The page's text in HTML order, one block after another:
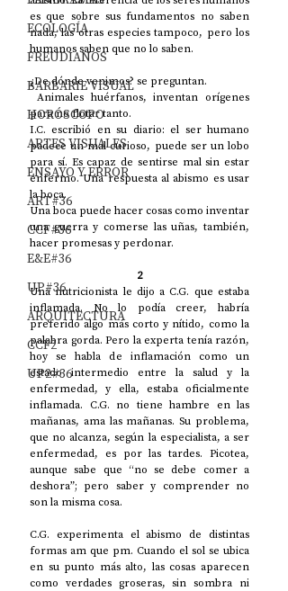
ECOLOGÍA
FREUDIANOS
BARBARIE VISUAL
HORÓSCOPO
ARTES VISUALES
ENSAYO Y ERROR
ART#36
CCF#36
E&E#36
UP#36
ARQUITECTURA
CCF2
UP2#36
es que sobre sus fundamentos no saben
nada, las otras especies tampoco, pero los
humanos saben que no lo saben.
¿De dónde venimos? se preguntan.
para no flotar tanto.
I.C. escribió en su diario: el ser humano
padece un mal curioso, puede ser un lobo
para sí. Es capaz de sentirse mal sin estar
enfermo. Una respuesta al abismo es usar
la boca.
Una boca puede hacer cosas como inventar
una guerra y comerse las uñas, también,
hacer promesas y perdonar.
2
Una nutricionista le dijo a C.G. que estaba
inflamada. No lo podía creer, habría
preferido algo más corto y nítido, como la
palabra gorda. Pero la experta tenía razón,
hoy se habla de inflamación como un
estado intermedio entre la salud y la
enfermedad, y ella, estaba oficialmente
inflamada. C.G. no tiene hambre en las
mañanas, ama las mañanas. Su problema,
que no alcanza, según la especialista, a ser
enfermedad, es por las tardes. Picotea,
aunque sabe que “no se debe comer a
deshora”; pero saber y comprender no
son la misma cosa.
C.G. experimenta el abismo de distintas
formas am que pm. Cuando el sol se ubica
en su punto más alto, las cosas aparecen
como verdades groseras, sin sombra ni